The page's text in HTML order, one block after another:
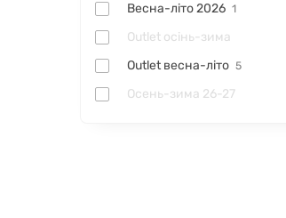
Весна-літо 2026 1
Outlet осінь-зима
Outlet весна-літо 5
Осень-зима 26-27